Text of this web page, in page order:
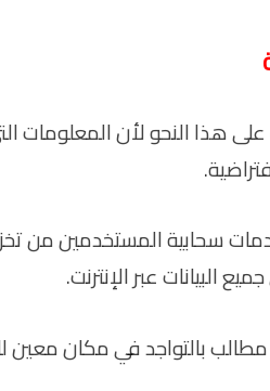
هذا النحو لأن المعلومات
سحابية المستخدمين من
البيانات عبر الإنترنت.
بالتواجد في مكان معين